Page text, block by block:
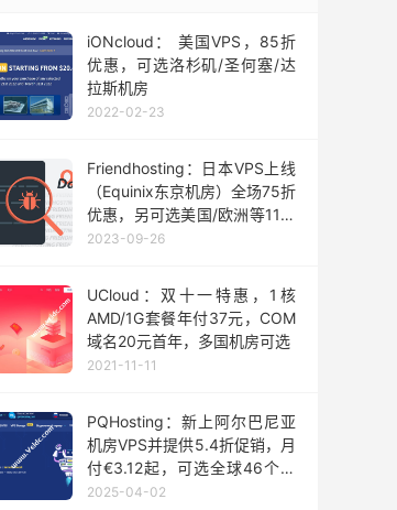
iONcloud： 美国VPS，85折
优惠，可选洛杉矶/圣何塞/达
拉斯机房
2022-02-23
Friendhosting：日本VPS上线
（Equinix东京机房）全场75折
优惠，另可选美国/欧洲等11个
机房，月付3.99 欧起
2023-09-26
UCloud：双十一特惠，1核
AMD/1G套餐年付37元，COM
域名20元首年，多国机房可选
2021-11-11
PQHosting：新上阿尔巴尼亚
机房VPS并提供5.4折促销，月
付€3.12起，可选全球46个机
房，1~10Gbps不限流量
2025-04-02